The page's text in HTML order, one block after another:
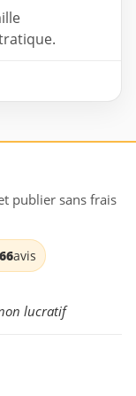
publier sans frais
avis
lucratif